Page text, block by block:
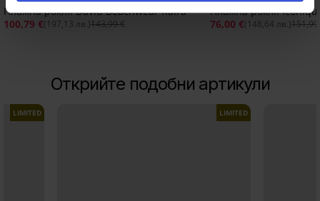
Плажна рокля David Beachwear Kaira
100,79 €(197,13 лв.)143,99 €
Плажна рокля
76,00 €(148,64 лв.)
Открийте подобни артикули
LIMITED LIMITED